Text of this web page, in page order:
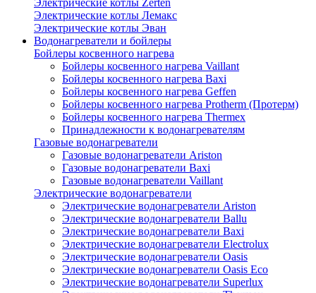
Электрические котлы Zerten
Электрические котлы Лемакс
Электрические котлы Эван
Водонагреватели и бойлеры
Бойлеры косвенного нагрева
Бойлеры косвенного нагрева Vaillant
Бойлеры косвенного нагрева Baxi
Бойлеры косвенного нагрева Geffen
Бойлеры косвенного нагрева Protherm (Протерм)
Бойлеры косвенного нагрева Thermex
Принадлежности к водонагревателям
Газовые водонагреватели
Газовые водонагреватели Ariston
Газовые водонагреватели Baxi
Газовые водонагреватели Vaillant
Электрические водонагреватели
Электрические водонагреватели Ariston
Электрические водонагреватели Ballu
Электрические водонагреватели Baxi
Электрические водонагреватели Electrolux
Электрические водонагреватели Oasis
Электрические водонагреватели Oasis Eco
Электрические водонагреватели Superlux